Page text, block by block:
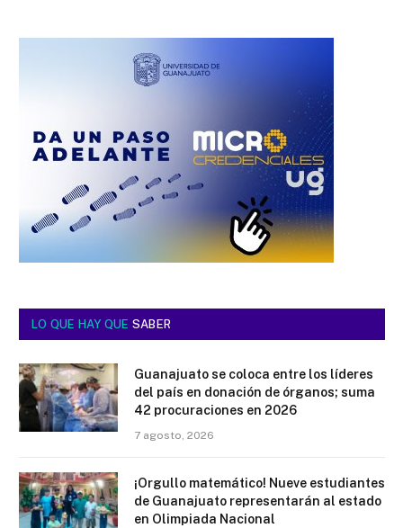
LO QUE HAY QUE SABER
Guanajuato se coloca entre los líderes
del país en donación de órganos; suma
42 procuraciones en 2026
7 agosto, 2026
¡Orgullo matemático! Nueve estudiantes
de Guanajuato representarán al estado
en Olimpiada Nacional